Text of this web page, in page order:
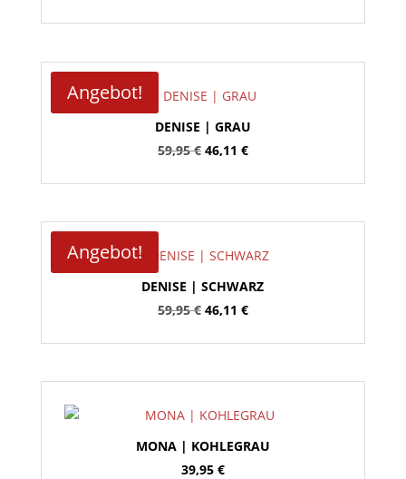
Angebot!
DENISE | GRAU
59,95€ Ursprünglicher
46,11 €Aktueller
Angebot!
DENISE | SCHWARZ
59,95€ Ursprünglicher
46,11 €Aktueller
MONA | KOHLEGRAU
39,95 €